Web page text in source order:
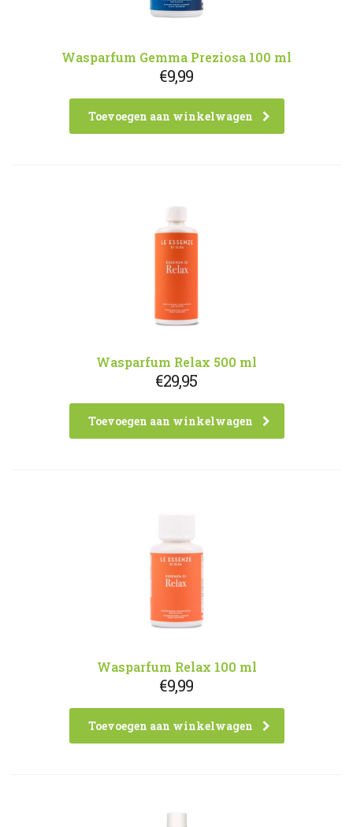
Wasparfum Gemma Preziosa 100 ml
€9,99
Toevoegen aan winkelwagen
Wasparfum Relax 500 ml
€29,95
Toevoegen aan winkelwagen
Wasparfum Relax 100 ml
€9,99
Toevoegen aan winkelwagen